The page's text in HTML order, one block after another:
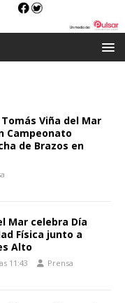
Viña del Mar
Campeonato
de Brazos en
Mar celebra Día
Física junto a
Alto
11:43 Prensa